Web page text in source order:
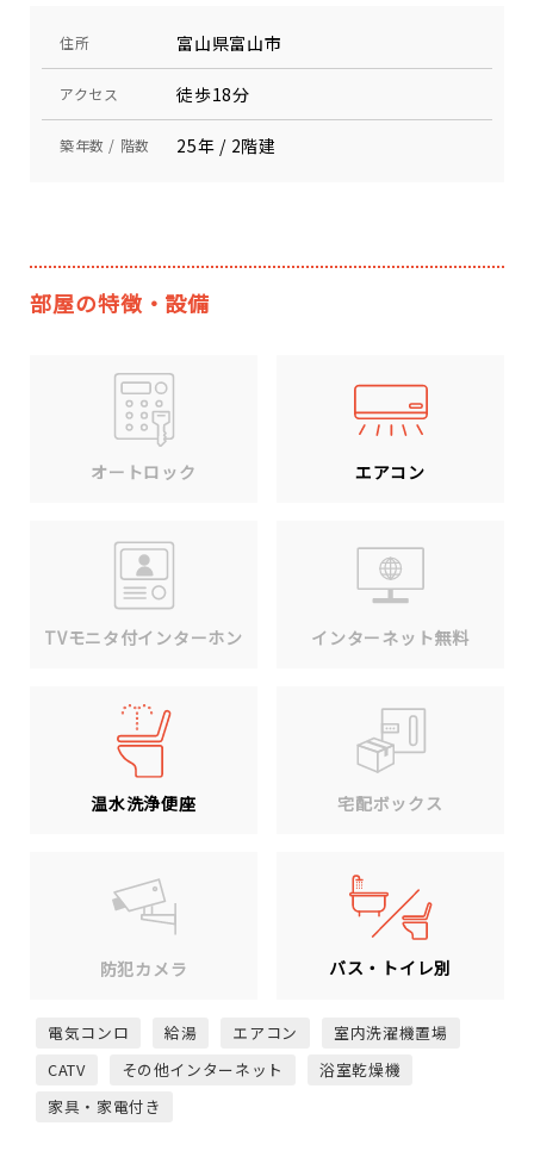
住所 富山県富山市
アクセス 徒歩18分
築年数 / 階数 25年 / 2階建
部屋の特徴・設備
オートロック エアコン
TVモニタ付インターホン インターネット無料
温水洗浄便座 宅配ボックス
防犯カメラ バス・トイレ別
電気コンロ 給湯 エアコン
室内洗濯機置場
CATV
その他インターネット
浴室乾燥機
家具・家電付き